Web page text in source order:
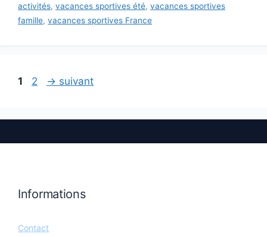
activités, vacances sportives été, vacances sportives
famille, vacances sportives France
Page
1 Page
2 → suivant
Informations
Contact